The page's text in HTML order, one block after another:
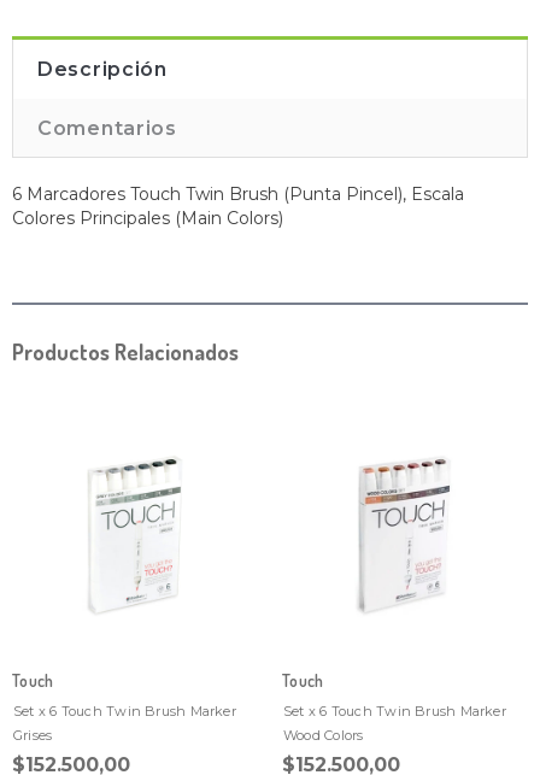
Descripción
Comentarios
6 Marcadores Touch Twin Brush (Punta Pincel), Escala
Colores Principales (Main Colors)
Productos Relacionados
Touch
Set x 6 Touch Twin Brush Marker
Grises
$152.500,00
Touch
Set x 6 Touch Twin Brush Marker
Wood Colors
$152.500,00